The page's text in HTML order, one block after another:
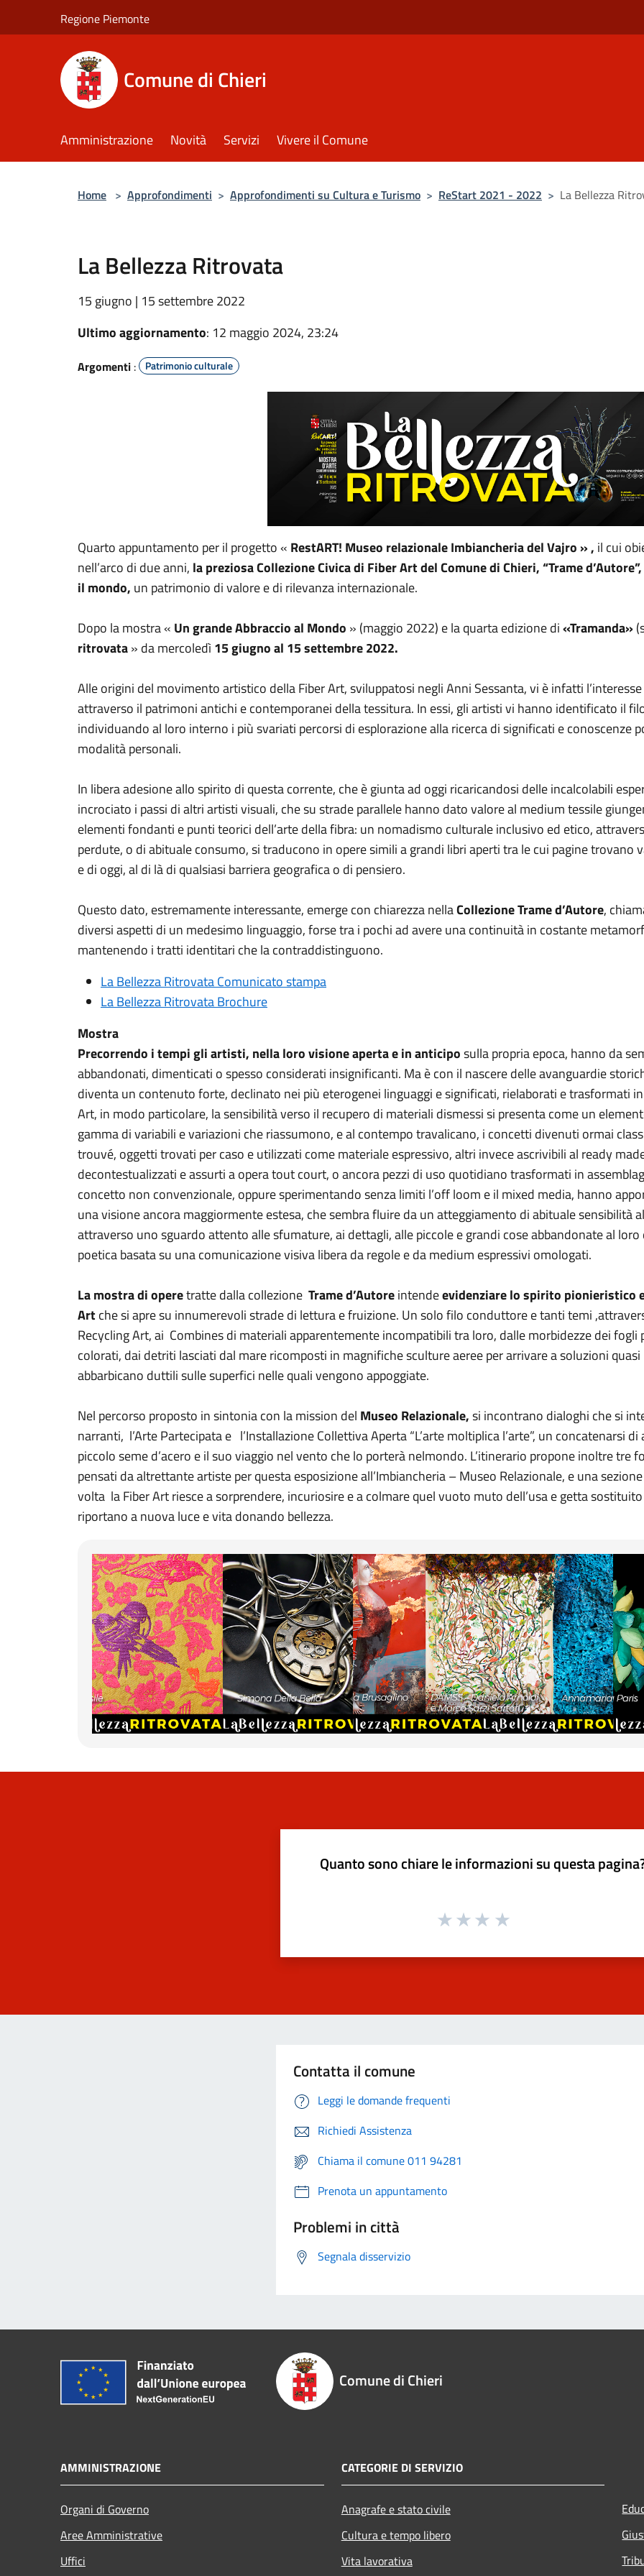
Regione Piemonte
Comune di Chieri
Amministrazione Novità Servizi Vivere il Comune
Home > Approfondimenti > Approfondimenti su Cultura e Turismo > ReStart 2021 - 2022 > La Bellezza
La Bellezza Ritrovata
15 giugno | 15 settembre 2022
Ultimo aggiornamento: 12 maggio 2024, 23:24
Argomenti : Patrimonio culturale
Quarto appuntamento per il progetto « RestART! Museo relazionale Imbiancheria del Vajro », il cui
nell’arco di due anni, la preziosa Collezione Civica di Fiber Art del Comune di Chieri, “Trame d’Autore”,
il mondo, un patrimonio di valore e di rilevanza internazionale.
Dopo la mostra « Un grande Abbraccio al Mondo » (maggio 2022) e la quarta edizione di«Tramanda»
ritrovata» da mercoledì15 giugno al 15 settembre 2022.
Alle origini del movimento artistico della Fiber Art, sviluppatosi negli Anni Sessanta, vi è infatti
attraverso il patrimoni antichi e contemporanei della tessitura. In essi, gli artisti vi hanno identificato il
individuando al loro interno i più svariati percorsi di esplorazione alla ricerca di significati e conoscenze
modalità personali.
In libera adesione allo spirito di questa corrente, che è giunta ad oggi ricaricandosi delle incalcolabili
incrociato i passi di altri artisti visuali, che su strade parallele hanno dato valore al medium tessile
elementi fondanti e punti teorici dell’arte della fibra: un nomadismo culturale inclusivo ed etico,
perdute, o di abituale consumo, si traducono in opere simili a grandi libri aperti tra le cui pagine trovano
e di oggi, al di là di qualsiasi barriera geografica o di pensiero.
Questo dato, estremamente interessante, emerge con chiarezza nellaCollezione Trame d’Autore,
diversi aspetti di un medesimo linguaggio, forse tra i pochi ad avere una continuità in costante
mantenendo i tratti identitari che la contraddistinguono.
La Bellezza Ritrovata Comunicato stampa
La Bellezza Ritrovata Brochure
Mostra
Precorrendo i tempi gli artisti, nella loro visione aperta e in anticiposulla propria epoca, hanno da
abbandonati, dimenticati o spesso considerati insignificanti. Ma è con il nascere delle avanguardie
diventa un contenuto forte, declinato nei più eterogenei linguaggi e significati, rielaborati e trasformati
Art, in modo particolare, la sensibilità verso il recupero di materiali dismessi si presenta come un
gamma di variabili e variazioni che riassumono, e al contempo travalicano, i concetti divenuti ormai
trouvé, oggetti trovati per caso e utilizzati come materiale espressivo, altri invece ascrivibili al ready
decontestualizzati e assurti a opera tout court, o ancora pezzi di uso quotidiano trasformati in
concetto non convenzionale, oppure sperimentando senza limiti l’off loom e il mixed media, hanno
una visione ancora maggiormente estesa, che sembra fluire da un atteggiamento di abituale sensibilità
attraverso uno sguardo attento alle sfumature, ai dettagli, alle piccole e grandi cose abbandonate al
poetica basata su una comunicazione visiva libera da regole e da medium espressivi omologati.
La mostra di operetratte dalla collezione Trame d’Autoreintendeevidenziare lo spirito pionieristico
Artche si apre su innumerevoli strade di lettura e fruizione. Un solo filo conduttore e tanti temi
Recycling Art, ai Combines di materiali apparentemente incompatibili tra loro, dalle morbidezze dei
colorati, dai detriti lasciati dal mare ricomposti in magnifiche sculture aeree per arrivare a soluzioni
abbarbicano duttili sulle superfici nelle quali vengono appoggiate.
Nel percorso proposto in sintonia con la mission del Museo Relazionale,si incontrano dialoghi che si
narranti, l’Arte Partecipata e l’Installazione Collettiva Aperta “L’arte moltiplica l’arte”, un concatenarsi
piccolo seme d’acero e il suo viaggio nel vento che lo porterà nelmondo. L’itinerario propone inoltre tre
pensati da altrettante artiste per questa esposizione all’Imbiancheria – Museo Relazionale, e una
volta la Fiber Art riesce a sorprendere, incuriosire e a colmare quel vuoto muto dell’usa e getta
riportano a nuova luce e vita donando bellezza.
La bellezza ritrovata 1 La bellezza ritrovata 2 La
Quanto sono chiare le informazioni su questa
Contatta il comune
Leggi le domande frequenti
Richiedi Assistenza
Chiama il comune 011 94281
Prenota un appuntamento
Problemi in città
Segnala disservizio
Comune di Chieri
AMMINISTRAZIONE
Organi di Governo
Aree Amministrative
Uffici
CATEGORIE DI SERVIZIO
Anagrafe e stato civile
Cultura e tempo libero
Vita lavorativa